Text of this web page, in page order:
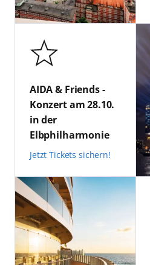
Jetzt Tickets sichern!
AIDA & Friends -
Konzert am 28.10.
in der
Elbphilharmonie